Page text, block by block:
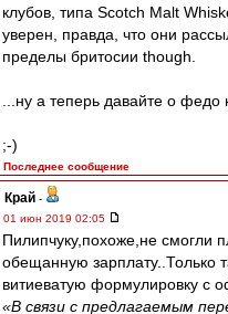
клубов, типа Scotch Malt
уверен, правда, что они
пределы бритосии though.
...ну а теперь давайте о федo
;-)
Последнее сообщение
Край -
01 июн 2019 02:05
Пилипчуку,похоже,не смогли
обещанную зарплату..Только
витиеватую формулировку с
«В связи с предлагаемым